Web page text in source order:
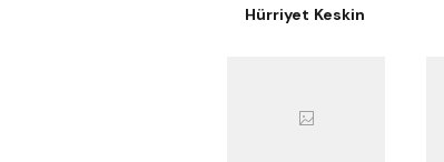
Hürriyet Keskin